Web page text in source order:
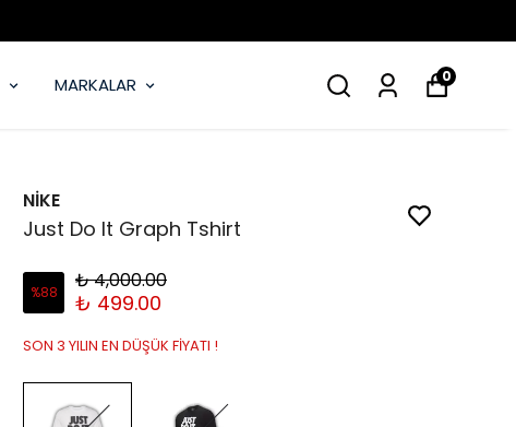
MARKALAR 0
NİKE
Just Do It Graph Tshirt
%88 ₺ 4,000.00
₺ 499.00
SON 3 YILIN EN DÜŞÜK FİYATI !